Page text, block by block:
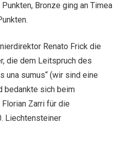
Bronze ging an Timea
Renato Frick die
die dem Leitspruch des
una sumus“ (wir sind eine
bedankte sich beim
Zarri für die
Liechtensteiner